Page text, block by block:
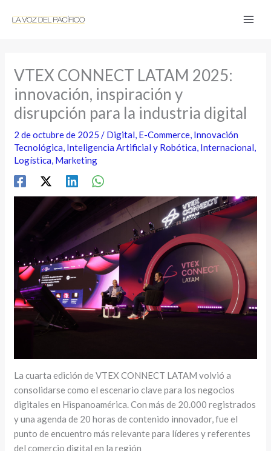
VTEX CONNECT LATAM 2025:
innovación, inspiración y
disrupción para la industria digital
2 de octubre de 2025/ Digital, E-Commerce, Innovación
Tecnológica, Inteligencia Artificial y Robótica, Internacional,
Logística, Marketing
La cuarta edición de VTEX CONNECT LATAM volvió a
consolidarse como el escenario clave para los negocios
digitales en Hispanoamérica. Con más de 20.000 registrados
y una agenda de 20 horas de contenido innovador, fue el
punto de encuentro más relevante para líderes y referentes
del comercio digital en la región